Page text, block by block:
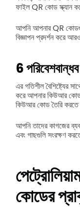
ফাইল QR কোড স্ক্যান
আপনি আপনার QR
বিজ্ঞাপন প্রদর্শন করে
6পরিবেশবান্ধব
এর গতিশীল বৈশিষ্ট্যের
করে আপনার কিউআর কোড
কিউআর কোড তৈরি করতে
আপনি তাদের কাগজের
এবং গাছগুলি সংরক্ষণ
কোডের